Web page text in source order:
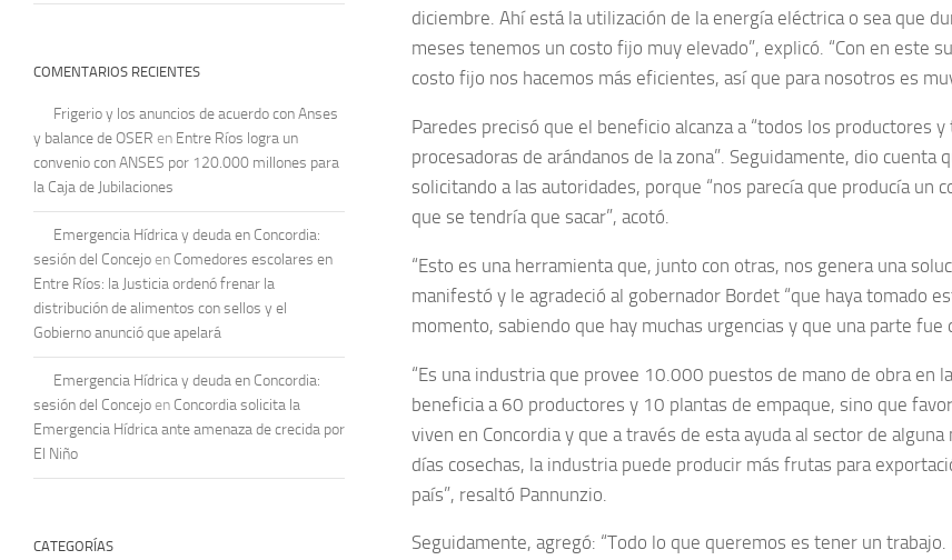
diciembre. Ahí está la utilización de la energía eléctrica o sea que
meses tenemos un costo fijo muy elevado”, explicó. “Con en este
costo fijo nos hacemos más eficientes, así que para nosotros es
Paredes precisó que el beneficio alcanza a “todos los productores y
procesadoras de arándanos de la zona”. Seguidamente, dio cuenta
solicitando a las autoridades, porque “nos parecía que producía un
que se tendría que sacar”, acotó.
“Esto es una herramienta que, junto con otras, nos genera una
manifestó y le agradeció al gobernador Bordet “que haya tomado
momento, sabiendo que hay muchas urgencias y que una parte fue
“Es una industria que provee 10.000 puestos de mano de obra en
beneficia a 60 productores y 10 plantas de empaque, sino que
viven en Concordia y que a través de esta ayuda al sector de
días cosechas, la industria puede producir más frutas para
país”, resaltó Pannunzio.
Seguidamente, agregó: “Todo lo que queremos es tener un
COMENTARIOS RECIENTES
Frigerio y los anuncios de acuerdo con Anses
y balance de OSER en Entre Ríos logra un
convenio con ANSES por 120.000 millones para
la Caja de Jubilaciones
Emergencia Hídrica y deuda en Concordia:
sesión del Concejo en Comedores escolares en
Entre Ríos: la Justicia ordenó frenar la
distribución de alimentos con sellos y el
Gobierno anunció que apelará
Emergencia Hídrica y deuda en Concordia:
sesión del Concejo en Concordia solicita la
Emergencia Hídrica ante amenaza de crecida por
El Niño
CATEGORÍAS